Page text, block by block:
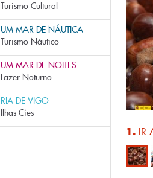
Turismo Cultural
UM MAR DE NÁUTICA
Turismo Náutico
UM MAR DE NOITES
Lazer Noturno
RIA DE VIGO
Ilhas Cíes
1. IR